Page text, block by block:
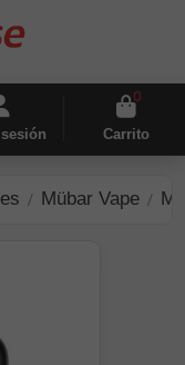
0
Carrito
Mübar Vape